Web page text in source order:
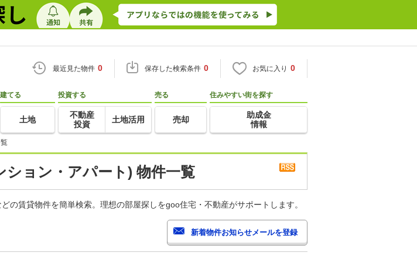
最近見た物件 0 保存した検索条件 0 お気に入り 0
建てる
土地
投資する
不動産
投資
土地活用
売る
売却
住みやすい街を探す
助成金
情報
ション・アパート) 物件一覧
賃貸物件を簡単検索。理想の部屋探しをgoo住宅・不動産がサポートします。